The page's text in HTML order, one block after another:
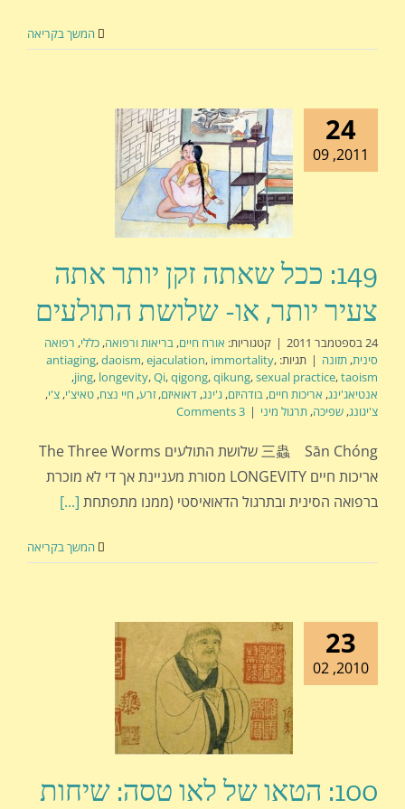
המשך בקריאה
24
2011, 09
149: ככל שאתה זקן יותר אתה
צעיר יותר, או- שלושת התולעים
24 בספטמבר 2011 | קטגוריות: אורח חיים, בריאות ורפואה, כללי, רפואה
סינית, תזונה | תגיות: antiaging,daoism,ejaculation, immortality,
jing, longevity,Qi,qigong,qikung,sexual practice,taoism
,
אנטיאג'ינג, אריכות חיים, בודהיזם, ג'ינג, דאואיזם,זרע, חיי נצח, טאיצ'י, צ'י,
צ'יגונג, שפיכה, תרגול מיני |
3 Comments
三蟲 Sān Chóng שלושת התולעים The Three Worms
אריכות חיים LONGEVITY מסורת מעניינת אך די לא מוכרת
ברפואה הסינית ובתרגול הדאואיסטי (ממנו מתפתחת [...]
המשך בקריאה
23
2010, 02
100: הטאו של לאו טסה: שיחות